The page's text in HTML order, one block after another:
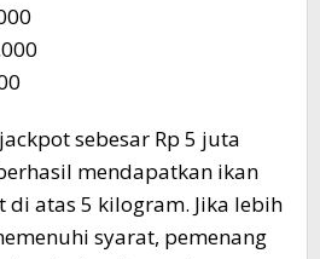
sebesar Rp 5 juta
mendapatkan ikan
di atas 5 kilogram. Jika lebih
syarat, pemenang